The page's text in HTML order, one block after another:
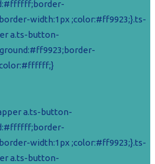
width:1px ;color:#ff9923;}.ts-
a.ts-button-
a.ts-button-
width:1px ;color:#ff9923;}.ts-
a.ts-button-